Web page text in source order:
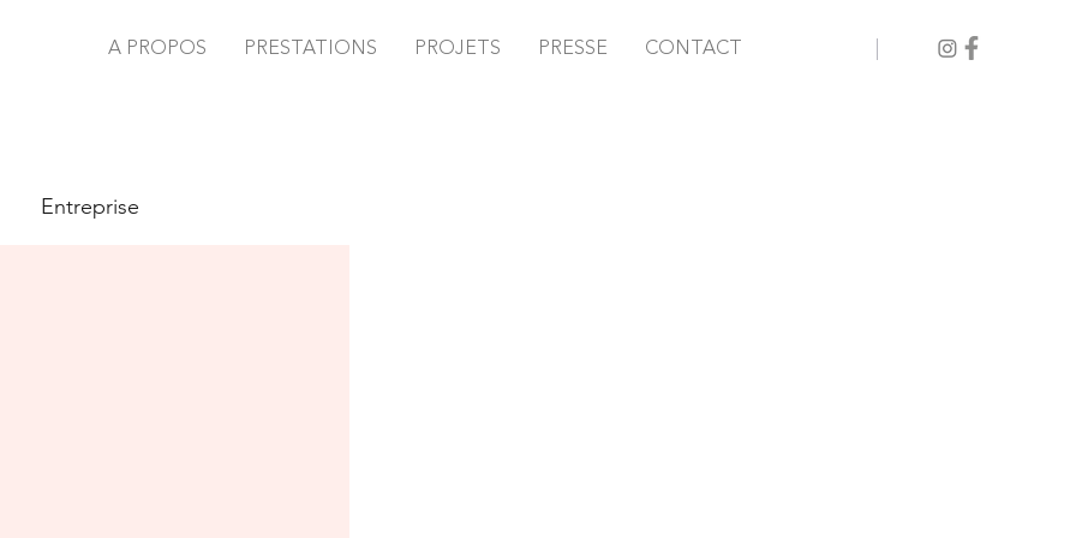
A PROPOS PRESTATIONS PROJETS PRESSE CONTACT
Entreprise